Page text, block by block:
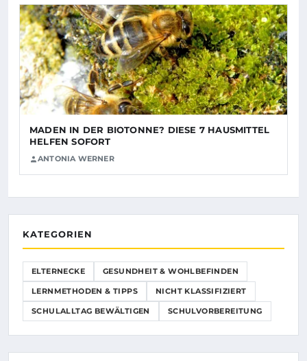
MADEN IN DER BIOTONNE? DIESE 7 HAUSMITTEL
HELFEN SOFORT
ANTONIA WERNER
KATEGORIEN
ELTERNECKE GESUNDHEIT & WOHLBEFINDEN
LERNMETHODEN & TIPPS NICHT KLASSIFIZIERT
SCHULALLTAG BEWÄLTIGEN SCHULVORBEREITUNG